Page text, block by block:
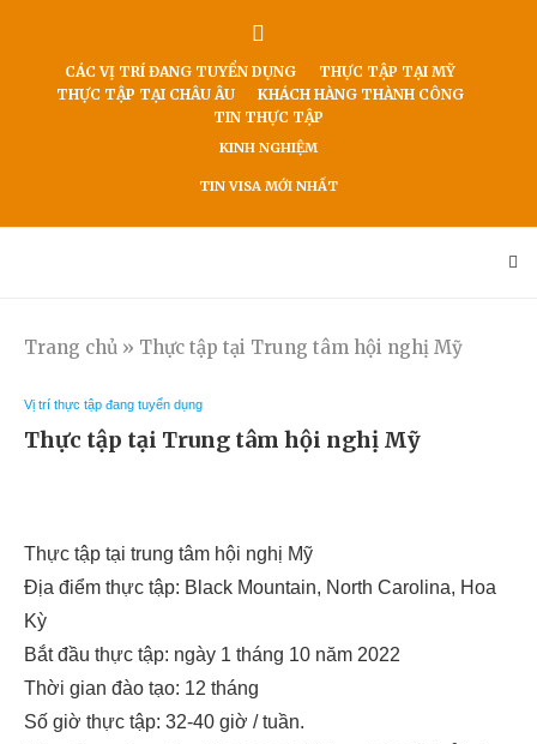
CÁC VỊ TRÍ ĐANG TUYỂN DỤNG
THỰC TẬP TẠI MỸ
THỰC TẬP TẠI CHÂU ÂU
KHÁCH HÀNG THÀNH CÔNG
TIN THỰC TẬP
KINH NGHIỆM
TIN VISA MỚI NHẤT
Trang chủ » Thực tập tại Trung tâm hội nghị Mỹ
Vị trí thực tập đang tuyển dụng
Thực tập tại Trung tâm hội nghị Mỹ
Thực tập tại trung tâm hội nghị Mỹ
Địa điểm thực tập: Black Mountain, North Carolina, Hoa
Kỳ
Bắt đầu thực tập: ngày 1 tháng 10 năm 2022
Thời gian đào tạo: 12 tháng
Số giờ thực tập: 32-40 giờ / tuần.